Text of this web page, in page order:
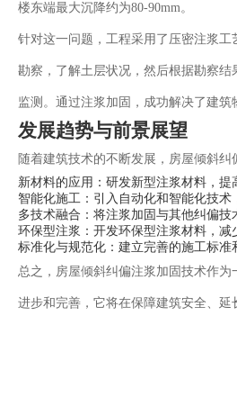
楼东端最大沉降约为80-90mm。
针对这一问题，工程采用了压密注浆
勘察，了解土层状况，然后根据勘察
监测。通过注浆加固，成功解决了建
发展趋势与前景展望
随着建筑技术的不断发展，房屋倾斜
新材料的应用：研发新型注浆材料，
智能化施工：引入自动化和智能化技
多技术融合：将注浆加固与其他纠偏
环保型注浆：开发环保型注浆材料，减
标准化与规范化：建立完善的施工标
总之，房屋倾斜纠偏注浆加固技术作
进步和完善，它将在保障建筑安全、